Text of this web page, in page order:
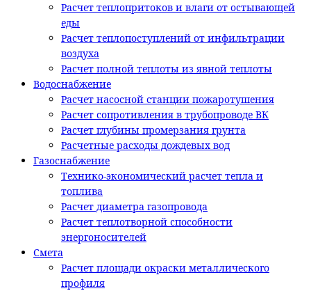
Расчет теплопритоков и влаги от остывающей
еды
Расчет теплопоступлений от инфильтрации
воздуха
Расчет полной теплоты из явной теплоты
Водоснабжение
Расчет насосной станции пожаротушения
Расчет сопротивления в трубопроводе ВК
Расчет глубины промерзания грунта
Расчетные расходы дождевых вод
Газоснабжение
Технико-экономический расчет тепла и
топлива
Расчет диаметра газопровода
Расчет теплотворной способности
энергоносителей
Смета
Расчет площади окраски металлического
профиля